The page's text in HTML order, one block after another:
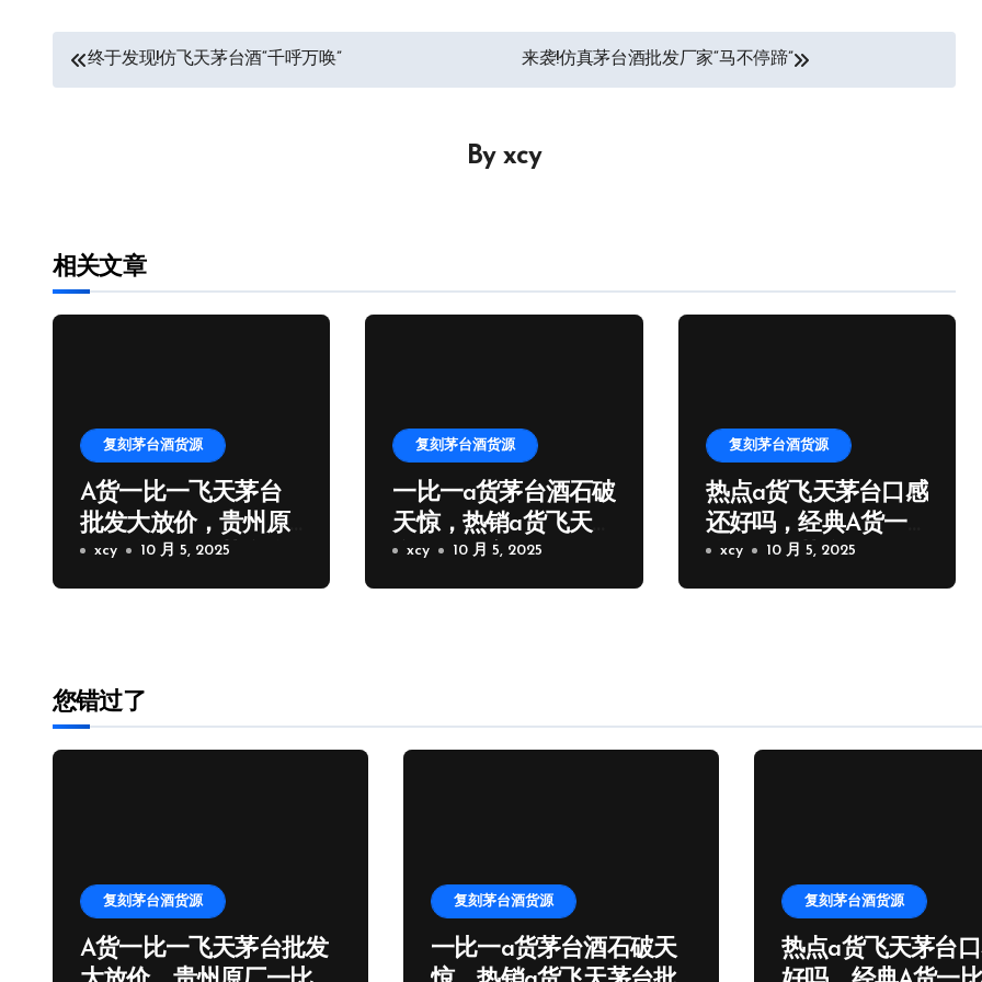
文终于发现!仿飞天茅台酒“千呼万唤” 来袭!仿真茅台酒批发厂家“马不停蹄”
By xcy
相关文章
复刻茅台酒货源
A货一比一飞天茅台
批发大放价，贵州原
厂一比一飞天茅台拿
货
xcy 10 月 5, 2025
复刻茅台酒货源
一比一a货茅台酒石破
天惊，热销a货飞天茅
台批发厂家微信
xcy 10 月 5, 2025
复刻茅台酒货源
热点a货飞天茅台口感
还好吗，经典A货一
比一飞天茅台批发
xcy 10 月 5, 2025
您错过了
复刻茅台酒货源
A货一比一飞天茅台批发
复刻茅台酒货源
一比一a货茅台酒石破天
复刻茅台酒货源
热点a货飞天茅台